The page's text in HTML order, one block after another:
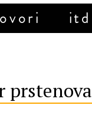
itd
prstenova